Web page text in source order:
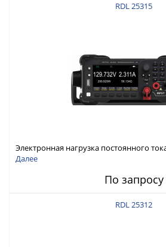
RDL 25315
Электронная нагрузка постоянного
В, 30 А, 300 Вт
Далее
По запросу
RDL 25312